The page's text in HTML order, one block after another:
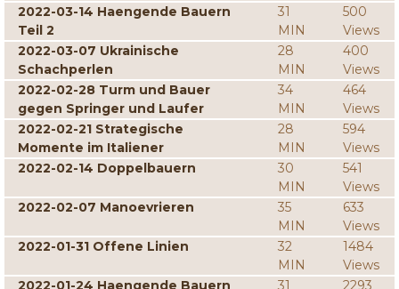
2022-03-14 Haengende Bauern
Teil 2
31
MIN
500
Views
2022-03-07 Ukrainische
Schachperlen
28
MIN
400
Views
2022-02-28 Turm und Bauer
gegen Springer und Laufer
34
MIN
464
Views
2022-02-21 Strategische
Momente im Italiener
28
MIN
594
Views
2022-02-14 Doppelbauern
30
MIN
541
Views
2022-02-07 Manoevrieren
35
MIN
633
Views
2022-01-31 Offene Linien
32
MIN
1484
Views
2022-01-24 Haengende Bauern
31
2293